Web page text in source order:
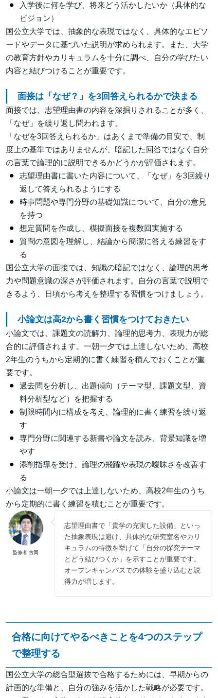
入学後に何を学び、将来どう活かしたいか（具体的な
ビジョン）
国公立大学では、抽象的な表現ではなく、具体的なエピソ
ードやデータに基づいた説明が求められます。また、大学
の教育方針やカリキュラムを十分に調べ、自分の学びたい
内容と結びつけることが重要です。
面接は「なぜ？」を3回答えられるかで決まる
面接では、志望理由書の内容を深掘りされることが多く、
「なぜ」を繰り返し問われます。
「なぜを3回答えられるか」はあくまで準備の目安で、制
度上の基準ではありませんが、暗記した回答ではなく自分
の言葉で論理的に説明できるかどうかが評価されます。
志望理由書に書いた内容について、「なぜ」を3回繰り
返して答えられるようにする
時事問題や専門分野の基礎知識について、自分の意見
を持つ
想定質問を作成し、模擬面接を複数回実施する
質問の意図を理解し、結論から簡潔に答える練習をす
る
国公立大学の面接では、知識の暗記ではなく、論理的思考
力や問題意識の深さが評価されます。自分の言葉で説明で
きるよう、日頃から考えを整理する習慣をつけましょう。
小論文は高2から書く習慣をつけておきたい
小論文では、課題文の読解力、論理的思考力、表現力が総
合的に評価されます。一朝一夕では上達しないため、高校
2年生のうちから定期的に書く練習を積んでおくことが重
要です。
過去問を分析し、出題傾向（テーマ型、課題文型、資
料分析型など）を把握する
制限時間内に構成を考え、論理的に書く練習を繰り返
す
専門分野に関連する新書や論文を読み、背景知識を増
やす
添削指導を受け、論理の飛躍や表現の曖昧さを改善す
る
小論文は一朝一夕では上達しないため、高校2年生のうち
から定期的に書く練習を積むことが重要です。
監修者 古岡
志望理由書で「貴学の充実した設備」といっ
た抽象表現は避け、具体的な研究室名やカリ
キュラムの特徴を挙げて「自分の探究テーマ
とどう結びつくか」を示すことが重要です。
オープンキャンパスでの体験を盛り込むと説
得力が増します。
合格に向けてやるべきことを4つのステップ
で整理する
国公立大学の総合型選抜で合格するためには、早期からの
計画的な準備と、自分の強みを活かした戦略が必要です。